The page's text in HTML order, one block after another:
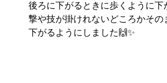
後ろに下がるときに歩くように
撃や技が掛けれないどころかそ
下がるようにしました🙌✨